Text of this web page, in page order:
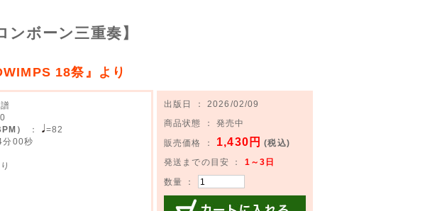
ンボーン三重奏】
18祭』より
）
：
=82
分00秒
出版日 ： 2026/02/09
商品状態 ： 発売中
販売価格 ： 1,430円 (税込)
発送までの目安 ： 1～3日
数量 ：